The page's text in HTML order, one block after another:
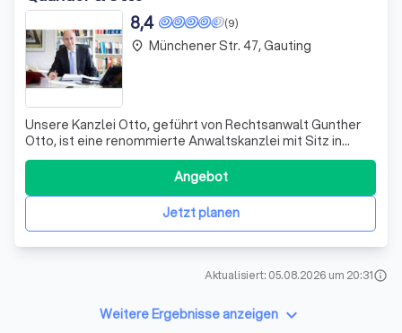
(9)
8,4
Unsere Kanzlei Otto, geführt von Rechtsanwalt Gunther
Otto, ist eine renommierte Anwaltskanzlei mit Sitz in
Gauting. Wir sind spezialisiert auf verschiedene
Rechtsgebiete und bieten unseren Mandanten eine
umfassende und kompetente Rechtsberatung. Unsere
Berufsbezeichnung "Rechtsanwalt" wurde uns auf
Jetzt planen
Angebot
place Münchener Str. 47, Gauting
Aktualisiert: 05.08.2026 um 20:31info
Weitere Ergebnisse anzeigen keyboard_arrow_down